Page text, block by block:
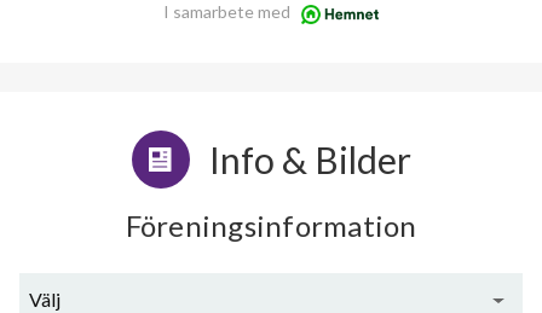
I samarbete med
Info & Bilder
Föreningsinformation
Välj